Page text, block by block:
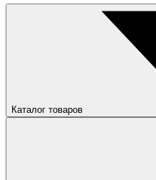
Каталог товаров